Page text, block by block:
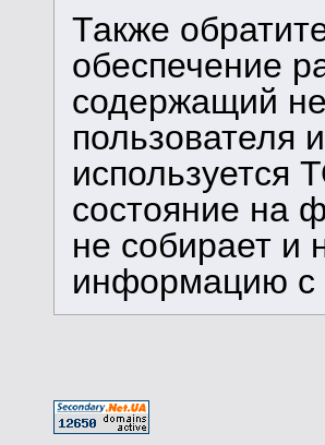
Также
обеспечение
содержащий
пользователя
используется
состояние на
не собирает и
информацию с